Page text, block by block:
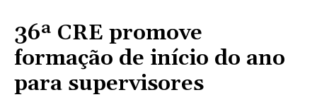
36ª CRE promove
formação de início do ano
para supervisores